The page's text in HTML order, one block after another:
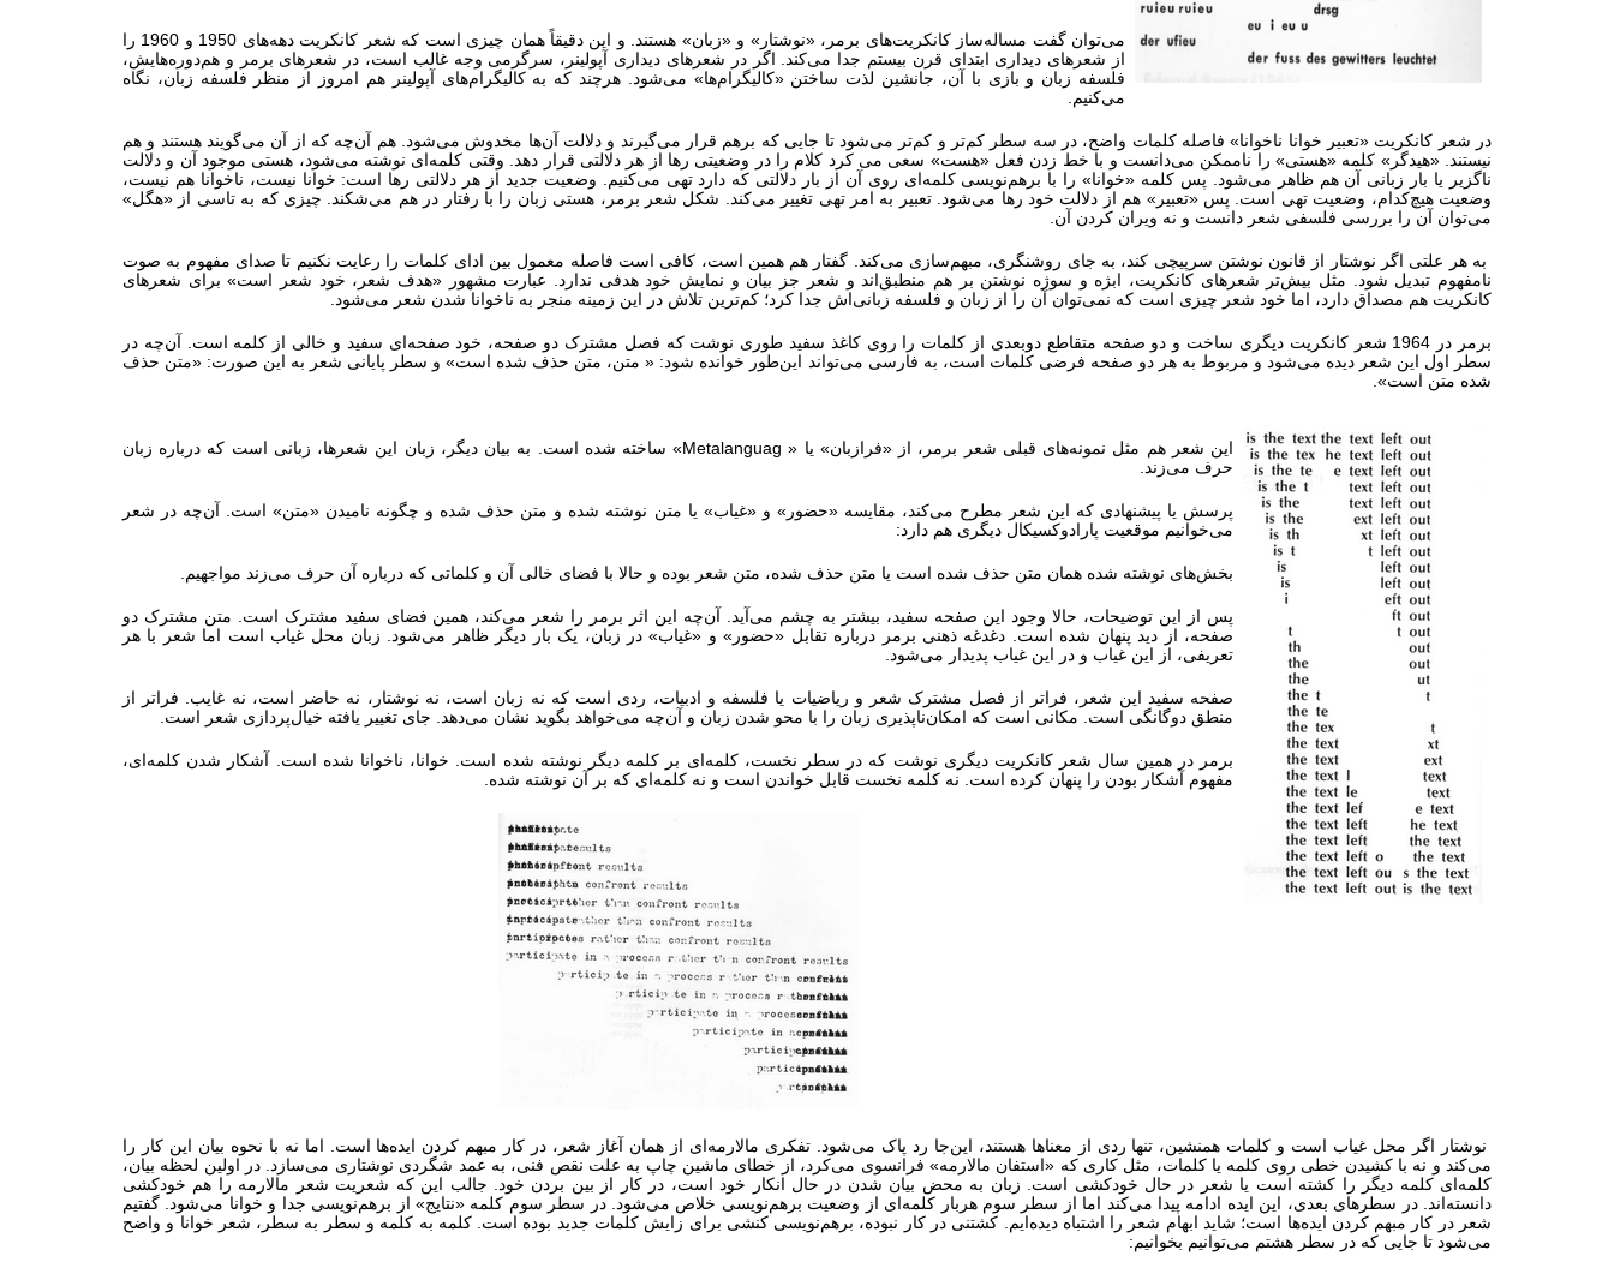
می‌توان گفت مساله‌ساز کانکریت‌های برمر، «نوشتار» و «زبان» هستند. و این دقیقاً همان چیزی است که شعر کانکریت دهه‌های 1950 و 1960 را
از شعرهای دیداری ابتدای قرن بیستم جدا می‌کند. اگر در شعرهای دیداری آپولینر، سرگرمی وجه غالب است، در شعرهای برمر و هم‌‌دوره‌هایش،
فلسفه زبان و بازی با آن، جانشین لذت ساختن «کالیگرام‌ها» می‌شود. هرچند که به کالیگرام‌های آپولینر هم امروز از منظر فلسفه زبان، نگاه
می‌کنیم.
در شعر کانکریت «تعبیر خوانا ناخوانا» فاصله کلمات واضح، در سه سطر کم‌تر و کم‌تر می‌شود تا جایی که برهم قرار می‌گیرند و دلالت آن‌ها مخدوش می‌شود. هم آن‌چه که از آن می‌گویند هستند و هم
نیستند. «هیدگر» کلمه «هستی» را ناممکن می‌دانست و با خط زدن فعل «هست» سعی می کرد کلام را در وضعیتی رها از هر دلالتی قرار دهد. وقتی کلمه‌ای نوشته می‌شود، هستی موجود آن و دلالت
ناگزیر یا بار زبانی آن هم ظاهر می‌شود. پس کلمه «خوانا» را با برهم‌نویسی کلمه‌ای روی آن از بار دلالتی که دارد تهی می‌کنیم. وضعیت جدید از هر دلالتی رها است: خوانا نیست، ناخوانا هم نیست،
وضعیت هیچ‌کدام، وضعیت تهی است. پس «تعبیر» هم از دلالت خود رها می‌شود. تعبیر به امر تهی تغییر می‌کند. شکل شعر برمر، هستی زبان را با رفتار در هم می‌شکند. چیزی که به تاسی از «هگل»
می‌توان آن را بررسی فلسفی شعر دانست و نه ویران کردن آن.
به هر علتی اگر نوشتار از قانون نوشتن سرپیچی کند، به جای روشنگری، مبهم‌سازی می‌کند. گفتار هم همین است، کافی است فاصله معمول بین ادای کلمات را رعایت نکنیم تا صدای مفهوم به صوت
نامفهوم تبدیل شود. مثل بیش‌تر شعرهای کانکریت، ابژه و سوژه نوشتن بر هم منطبق‌اند و شعر جز بیان و نمایش خود هدفی ندارد. عبارت مشهور «هدف شعر، خود شعر است» برای شعرهای
کانکریت هم مصداق دارد، اما خود شعر چیزی است که نمی‌توان آن را از زبان و فلسفه زبانی‌اش جدا کرد؛ کم‌ترین تلاش در این زمینه منجر به ناخوانا شدن شعر می‌شود.
برمر در 1964 شعر کانکریت دیگری ساخت و دو صفحه متقاطع دوبعدی از کلمات را روی کاغذ سفید طوری نوشت که فصل مشترک دو صفحه، خود صفحه‌ای سفید و خالی از کلمه است. آن‌چه در
سطر اول این شعر دیده می‌شود و مربوط به هر دو صفحه فرضی کلمات است، به فارسی می‌تواند این‌طور خوانده شود: « متن، متن حذف شده است» و سطر پایانی شعر به این صورت: «متن حذف
شده متن است».
این شعر هم مثل نمونه‌های قبلی شعر برمر، از «فرازبان» یا « Metalanguag» ساخته شده است. به بیان دیگر، زبان این شعرها، زبانی است که درباره زبان
حرف می‌زند.
پرسش یا پیشنهادی که این شعر مطرح می‌کند، مقایسه «حضور» و «غیاب» یا متن نوشته شده و متن حذف شده و چگونه نامیدن «متن» است. آن‌چه در شعر
می‌خوانیم موقعیت پارادوکسیکال دیگری هم دارد:
بخش‌های نوشته شده همان متن حذف شده است یا متن حذف شده، متن شعر بوده و حالا با فضای خالی آن و کلماتی که درباره آن حرف می‌زند مواجهیم.
پس از این توضیحات، حالا وجود این صفحه سفید، بیشتر به چشم می‌آید. آن‌چه این اثر برمر را شعر می‌کند، همین فضای سفید مشترک است. متن مشترک دو
صفحه، از دید پنهان شده است. دغدغه ذهنی برمر درباره تقابل «حضور» و «غیاب» در زبان، یک بار دیگر ظاهر می‌شود. زبان محل غیاب است اما شعر با هر
تعریفی، از این غیاب و در این غیاب پدیدار می‌شود.
صفحه سفید این شعر، فراتر از فصل مشترک شعر و ریاضیات یا فلسفه و ادبیات، ردی است که نه زبان است، نه نوشتار، نه حاضر است، نه غایب. فراتر از
منطق دوگانگی است. مکانی است که امکان‌ناپذیری زبان را با محو شدن زبان و آن‌چه می‌خواهد بگوید نشان می‌دهد. جای تغییر یافته خیال‌پردازی شعر است.
برمر در همین سال شعر کانکریت دیگری نوشت که در سطر نخست، کلمه‌ای بر کلمه دیگر نوشته شده است. خوانا، ناخوانا شده است. آشکار شدن کلمه‌ای،
مفهوم آشکار بودن را پنهان کرده است. نه کلمه نخست قابل خواندن است و نه کلمه‌ای که بر آن نوشته شده.
نوشتار اگر محل غیاب است و کلمات همنشین، تنها ردی از معناها هستند، این‌جا رد پاک می‌شود. تفکری مالارمه‌ای از همان آغاز شعر، در کار مبهم کردن ایده‌ها است. اما نه با نحوه بیان این کار را
می‌کند و نه با کشیدن خطی روی کلمه یا کلمات، مثل کاری که «استفان مالارمه» فرانسوی می‌کرد، از خطای ماشین چاپ به علت نقص فنی، به عمد شگردی نوشتاری می‌سازد. در اولین لحظه بیان،
کلمه‌ای کلمه دیگر را کشته است یا شعر در حال خودکشی است. زبان به محض بیان شدن در حال انکار خود است، در کار از بین بردن خود. جالب این که شعریت شعر مالارمه را هم خودکشی
دانسته‌اند. در سطرهای بعدی، این ایده ادامه پیدا می‌کند اما از سطر سوم هربار کلمه‌ای از وضعیت برهم‌نویسی خلاص می‌شود. در سطر سوم کلمه «نتایج» از برهم‌نویسی جدا و خوانا می‌شود. گفتیم
شعر در کار مبهم کردن ایده‌ها است؛ شاید ابهام شعر را اشتباه دیده‌ایم. کشتنی در کار نبوده، برهم‌نویسی کنشی برای زایش کلمات جدید بوده است. کلمه به کلمه و سطر به سطر، شعر خوانا و واضح
می‌شود تا جایی که در سطر هشتم می‌توانیم بخوانیم: